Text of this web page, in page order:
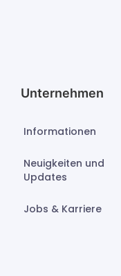
Unternehmen
Informationen
Neuigkeiten und
Updates
Jobs & Karriere